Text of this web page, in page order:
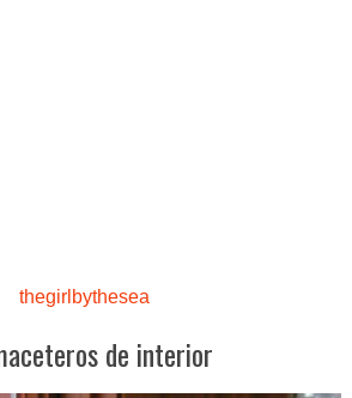
thegirlbythesea
de interior